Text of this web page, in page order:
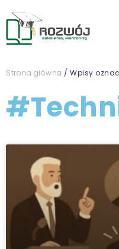
Strona główna / Wpisy